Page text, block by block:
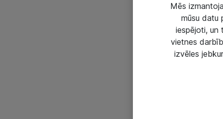
Mēs
mūsu datu
iespējoti, un
vietnes
izvēles